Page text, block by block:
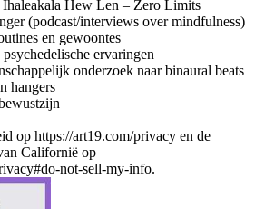
Hew Len – Zero Limits
(podcast/interviews over mindfulness)
en gewoontes
ervaringen
onderzoek naar binaural beats
hangers
op https://art19.com/privacy en de
Californië op
not-sell-my-info.